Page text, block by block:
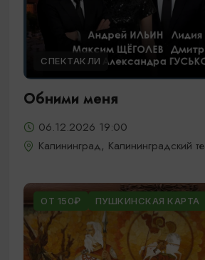
СПЕКТАКЛИ
Обними меня
06.12.2026 19:00
Калининград, Калининградский
ОТ 150₽ ПУШКИНСКАЯ КАРТА